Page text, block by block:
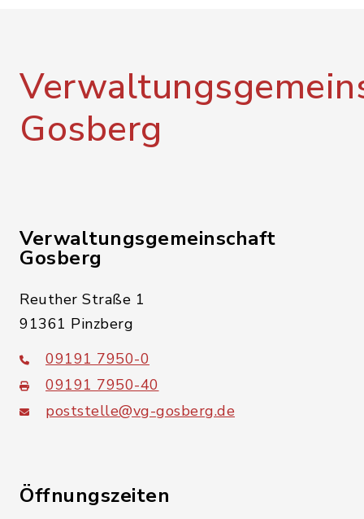
Gosberg
Verwaltungsgemeinschaft
Gosberg
Reuther Straße 1
91361 Pinzberg
09191 7950-0
09191 7950-40
poststelle@vg-gosberg.de
Öffnungszeiten